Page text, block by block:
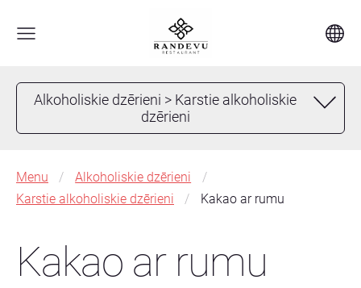
Alkoholiskie dzērieni > Karstie alkoholiskie
dzērieni
Menu
Alkoholiskie dzērieni
Karstie alkoholiskie dzērieni
Kakao ar rumu
Kakao ar rumu